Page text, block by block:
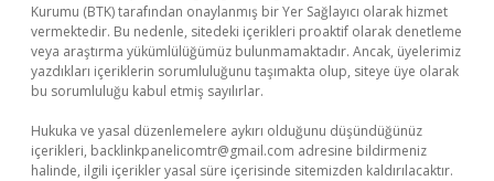
Kurumu (BTK) tarafından onaylanmış bir Yer Sağlayıcı olarak hizmet
vermektedir. Bu nedenle, sitedeki içerikleri proaktif olarak denetleme
veya araştırma yükümlülüğümüz bulunmamaktadır. Ancak, üyelerimiz
yazdıkları içeriklerin sorumluluğunu taşımakta olup, siteye üye olarak
bu sorumluluğu kabul etmiş sayılırlar.
Hukuka ve yasal düzenlemelere aykırı olduğunu düşündüğünüz
içerikleri, backlinkpanelicomtr@gmail.com adresine bildirmeniz
halinde, ilgili içerikler yasal süre içerisinde sitemizden kaldırılacaktır.